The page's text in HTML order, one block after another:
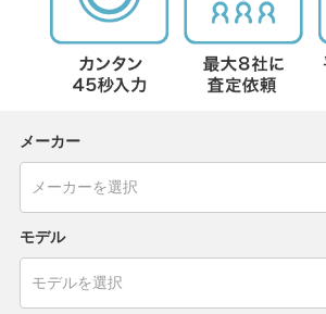
メーカー
モデル